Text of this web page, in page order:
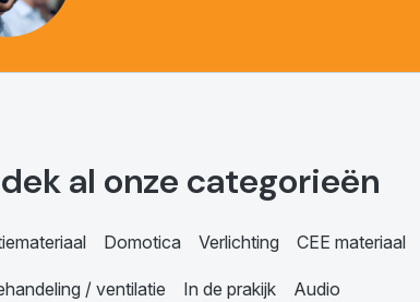
al onze categorieën
Domotica Verlichting CEE materiaal
/ ventilatie In de prakijk Audio